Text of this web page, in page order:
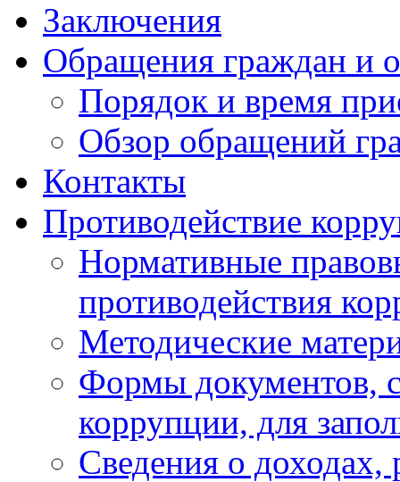
Заключения
Обращения граждан и
Порядок и время
Обзор обращений
Контакты
Противодействие
Нормативные
противодействия
Методические
Формы документов,
коррупции, для
Сведения о доходах,